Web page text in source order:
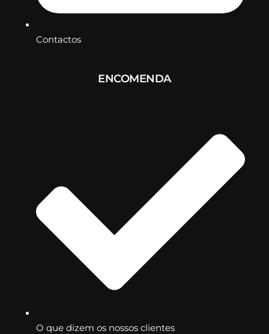
Contactos
ENCOMENDA
O que dizem os nossos clientes